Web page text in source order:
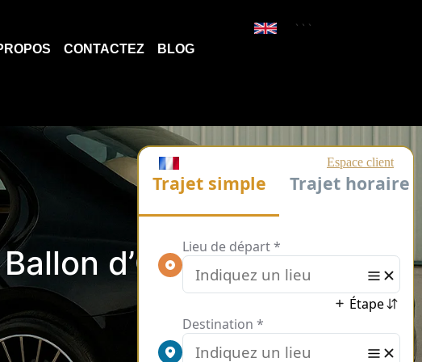
CONTACTEZ BLOG
```
d’Or